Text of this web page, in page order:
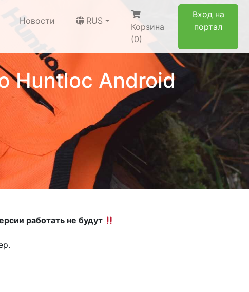
Новости RUS
Корзина
(0)
Вход на
портал
Huntloc Android
работать не будут